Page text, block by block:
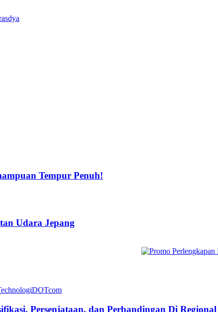
Tempur Penuh!
Udara Jepang
Persenjataan, dan Perbandingan Di Regional